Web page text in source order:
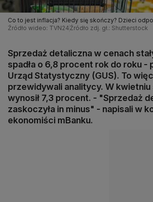
Co to jest inflacja? Kiedy się skończy? Dzieci
Źródło wideo: TVN24 Źródło zdj. gł.: Shutterstock
Sprzedaż detaliczna w cenach
spadła o 6,8 procent rok do roku -
Urząd Statystyczny (GUS). To
przewidywali analitycy. W kwietniu
wynosił 7,3 procent. - "Sprzedaż
zaskoczyła in minus" - napisali w
ekonomiści mBanku.